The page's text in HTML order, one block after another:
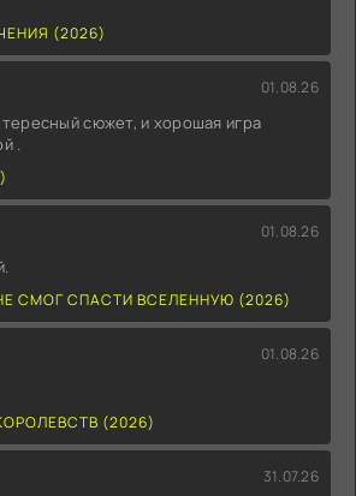
(2026)
01.08.26
сюжет, и хорошая игра
.
01.08.26
СМОГ СПАСТИ ВСЕЛЕННУЮ (2026)
01.08.26
(2026)
31.07.26